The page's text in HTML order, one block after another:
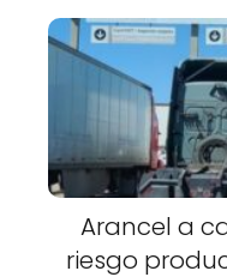
Arancel a
riesgo